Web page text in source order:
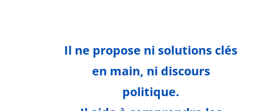
Il ne propose ni solutions clés
en main, ni discours
politique.